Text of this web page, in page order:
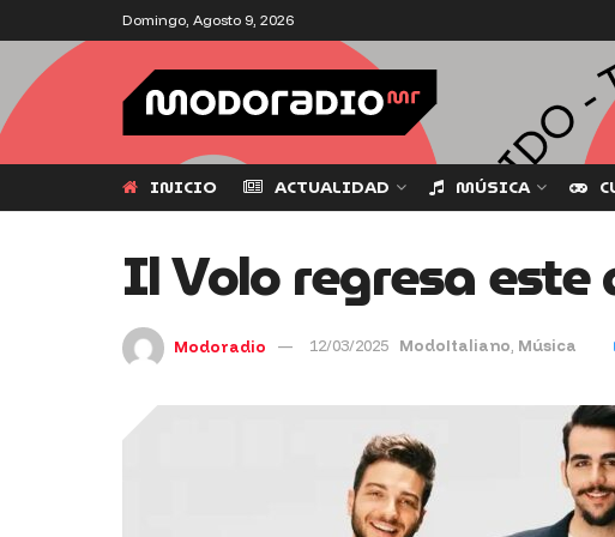
Domingo, Agosto 9, 2026
INICIO ACTUALIDAD MÚSICA
Il Volo regresa este
Modoradio 12/03/2025 ModoItaliano, Música